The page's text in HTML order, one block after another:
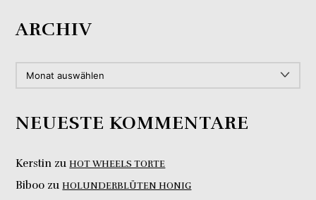
ARCHIV
NEUESTE KOMMENTARE
Kerstin zuHOT WHEELS TORTE
Biboo zuHOLUNDERBLÜTEN HONIG